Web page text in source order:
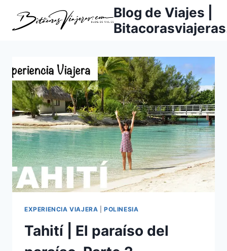
contenido
Blog de Viajes |
EXPERIENCIA VIAJERA |POLINESIA
Tahití | El paraíso del